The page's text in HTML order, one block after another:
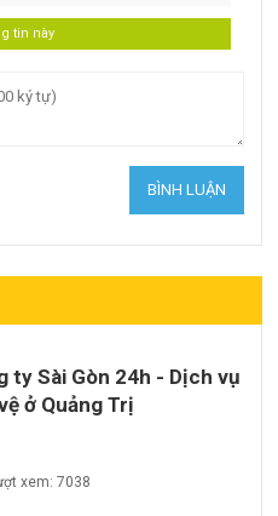
ty Sài Gòn 24h - Dịch vụ
ở Quảng Trị
xem: 7038